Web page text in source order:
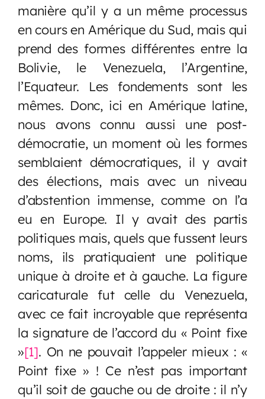
manière qu’il y a un même processus
en cours en Amérique du Sud, mais qui
prend des formes différentes entre la
Bolivie, le Venezuela, l’Argentine,
l’Equateur. Les fondements sont les
mêmes. Donc, ici en Amérique latine,
nous avons connu aussi une post-
démocratie, un moment où les formes
semblaient démocratiques, il y avait
des élections, mais avec un niveau
d’abstention immense, comme on l’a
eu en Europe. Il y avait des partis
politiques mais, quels que fussent leurs
noms, ils pratiquaient une politique
unique à droite et à gauche. La figure
caricaturale fut celle du Venezuela,
avec ce fait incroyable que représenta
la signature de l’accord du « Point fixe
»[1]. On ne pouvait l’appeler mieux : «
Point fixe » ! Ce n’est pas important
qu’il soit de gauche ou de droite : il n’y